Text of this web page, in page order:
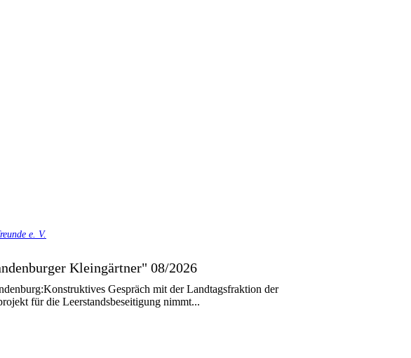
e. V.
Kleingärtner" 08/2026
Gespräch mit der Landtagsfraktion der
für die Leerstandsbeseitigung nimmt...